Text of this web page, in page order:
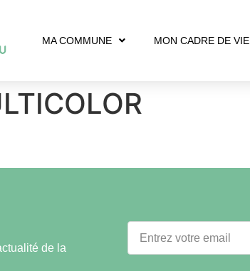
MA COMMUNE MON CADRE DE VIE
de la